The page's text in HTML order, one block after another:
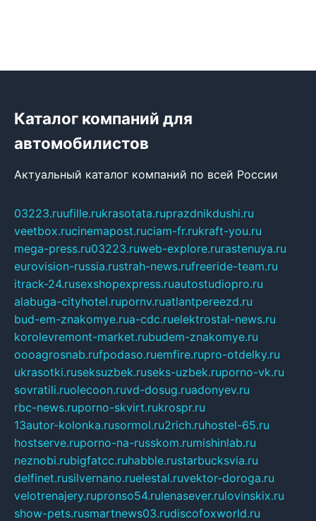
Каталог компаний для
автомобилистов
Актуальный каталог компаний по всей России
03223.ruufille.rukrasotata.ruprazdnikdushi.ru
veetbox.rucinemapost.ruciam-fr.rukraft-you.ru
mega-press.ru03223.ruweb-explore.rurastenuya.ru
eurovision-russia.rustrah-news.rufreeride-team.ru
itrack-24.rusexshopexpress.ruautostudiopro.ru
alabuga-cityhotel.rupornv.ruatlantpereezd.ru
bud-em-znakomye.rua-cdc.ruelektrostal-news.ru
korolevremont-market.rubudem-znakomye.ru
oooagrosnab.rufpodaso.ruemfire.rupro-otdelky.ru
ukrasotki.ruseksuzbek.ruseks-uzbek.ruporno-vk.ru
sovratili.ruolecoon.ruvd-dosug.ruadonyev.ru
rbc-news.ruporno-skvirt.rukrospr.ru
13autor-kolonka.rusormol.ru2rich.ruhostel-65.ru
hostserve.ruporno-na-russkom.rumishinlab.ru
neznobi.rubigfatcc.ruhabble.rustarbucksvia.ru
delfinet.rusilvernano.ruelestal.ruvektor-doroga.ru
velotrenajery.rupronso54.rulenasever.rulovinskix.ru
show-pets.rusmartnews03.rudiscofoxworld.ru